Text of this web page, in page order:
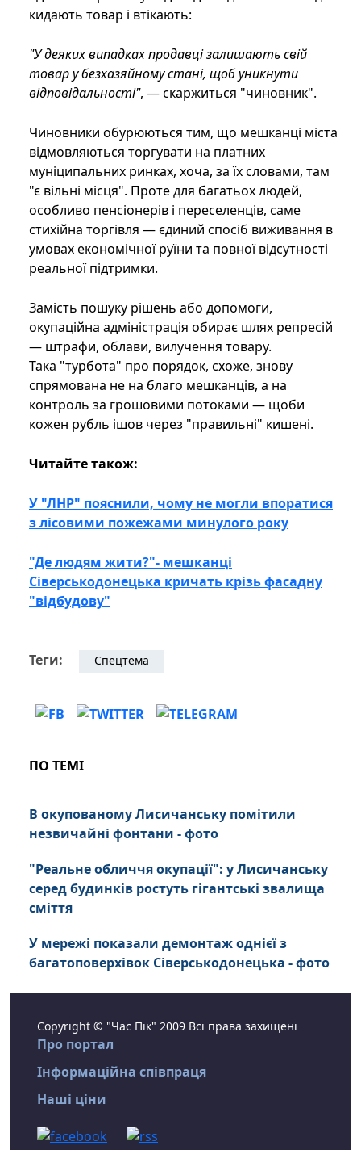
кидають товар і втікають:
"У деяких випадках продавці залишають свій
товар у безхазяйному стані, щоб уникнути
відповідальності", — скаржиться "чиновник".
Чиновники обурюються тим, що мешканці міста
відмовляються торгувати на платних
муніципальних ринках, хоча, за їх словами, там
"є вільні місця". Проте для багатьох людей,
особливо пенсіонерів і переселенців, саме
стихійна торгівля — єдиний спосіб виживання в
умовах економічної руїни та повної відсутності
реальної підтримки.
Замість пошуку рішень або допомоги,
окупаційна адміністрація обирає шлях репресій
— штрафи, облави, вилучення товару.
Така "турбота" про порядок, схоже, знову
спрямована не на благо мешканців, а на
контроль за грошовими потоками — щоби
кожен рубль ішов через "правильні" кишені.
Читайте також:
У "ЛНР" пояснили, чому не могли впоратися
з лісовими пожежами минулого року
"Де людям жити?"- мешканці
Сіверськодонецька кричать крізь фасадну
"відбудову"
Теги: Спецтема
ПО ТЕМІ
В окупованому Лисичанську помітили
незвичайні фонтани - фото
"Реальне обличчя окупації": у Лисичанську
серед будинків ростуть гігантські звалища
сміття
У мережі показали демонтаж однієї з
багатоповерхівок Сіверськодонецька - фото
Copyright © "Час Пік" 2009 Всі права захищені
Про портал
Інформаційна співпраця
Наші ціни